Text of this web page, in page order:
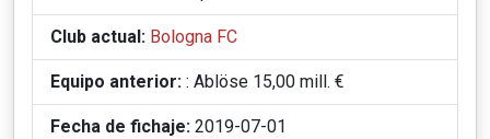
Club actual: Bologna FC
Equipo anterior: : Ablöse 15,00 mill. €
Fecha de fichaje: 2019-07-01